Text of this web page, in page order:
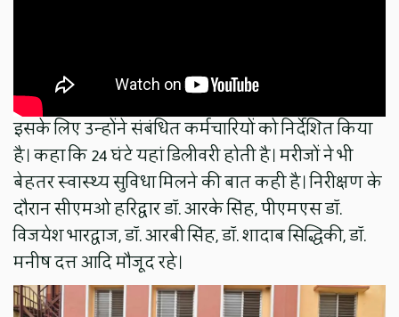
इसके लिए उन्होंने संबंधित कर्मचारियों को निर्देशित किया
है। कहा कि 24 घंटे यहां डिलीवरी होती है। मरीजों ने भी
बेहतर स्वास्थ्य सुविधा मिलने की बात कही है। निरीक्षण के
दौरान सीएमओ हरिद्वार डॉ. आरके सिंह, पीएमएस डॉ.
विजयेश भारद्वाज, डॉ. आरबी सिंह, डॉ. शादाब सिद्धिकी, डॉ.
मनीष दत्त आदि मौजूद रहे।